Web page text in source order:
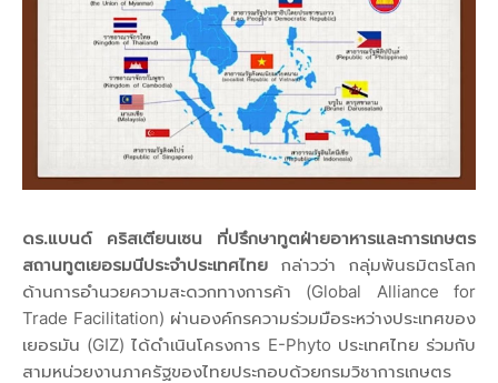
ดร.แบนด์ คริสเตียนเซน ที่ปรึกษาทูตฝ่ายอาหารและการเกษตร
สถานทูตเยอรมนีประจำประเทศไทย กล่าวว่า กลุ่มพันธมิตรโลก
ด้านการอำนวยความสะดวกทางการค้า (Global Alliance for
Trade Facilitation) ผ่านองค์กรความร่วมมือระหว่างประเทศของ
เยอรมัน (GIZ) ได้ดำเนินโครงการ E-Phyto ประเทศไทย ร่วมกับ
สามหน่วยงานภาครัฐของไทยประกอบด้วยกรมวิชาการเกษตร